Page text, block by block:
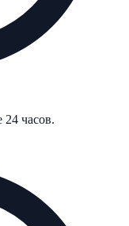
часов.